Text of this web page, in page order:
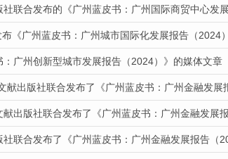
联合发布的《广州蓝皮书：广州国际商贸中心发
《广州蓝皮书：广州城市国际化发展报告（2024
广州创新型城市发展报告（2024）》的媒体文章
献出版社联合发布了《广州蓝皮书：广州金融发
出版社联合发布了《广州蓝皮书：广州金融发展
联合发布了《广州蓝皮书：广州金融发展报告（